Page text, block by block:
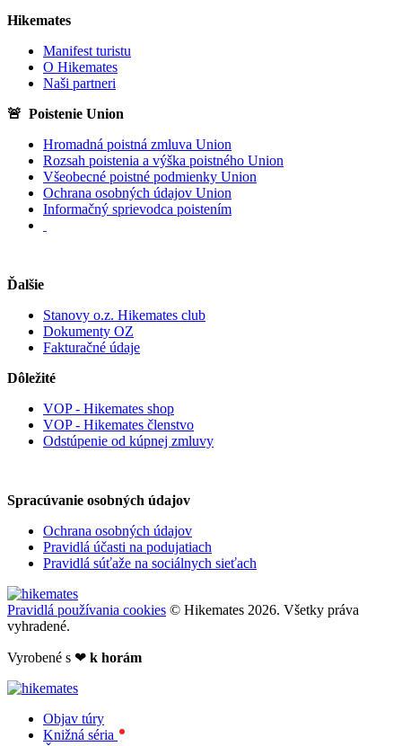
Hikemates
Manifest turistu
O Hikemates
Naši partneri
🚨 Poistenie Union
Hromadná poistná zmluva Union
Rozsah poistenia a výška poistného Union
Všeobecné poistné podmienky Union
Ochrana osobných údajov Union
Informačný sprievodca poistením
Ďalšie
Stanovy o.z. Hikemates club
Dokumenty OZ
Fakturačné údaje
Dôležité
VOP - Hikemates shop
VOP - Hikemates členstvo
Odstúpenie od kúpnej zmluvy
Spracúvanie osobných údajov
Ochrana osobných údajov
Pravidlá účasti na podujatiach
Pravidlá súťaže na sociálnych sieťach
Pravidlá používania cookies © Hikemates 2026. Všetky práva
vyhradené.
Vyrobené s ❤ k horám
Objav túry
Knižná séria